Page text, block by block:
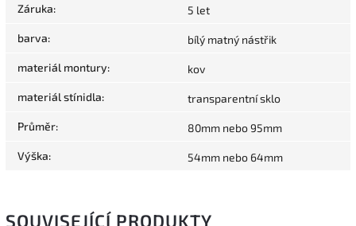
Záruka: 5 let
barva: bílý matný nástřik
materiál montury: kov
materiál stínidla: transparentní sklo
Průměr: 80mm nebo 95mm
Výška: 54mm nebo 64mm
SOUVISEJÍCÍ PRODUKTY